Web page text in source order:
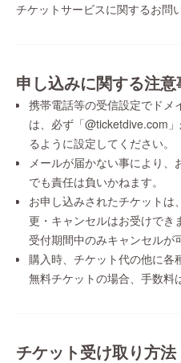
チケットサービスに関するお問
申し込みに関する注意
携帯電話等の受信設定でドメ
は、必ず「@ticketdive.com
るように設定してください。
メールが届かない事により
でも責任は負いかねます。
お申し込みされたチケット
更・キャンセルはお受けでき
受付期間中のみキャンセルが
購入時、チケット代の他に各
無料チケットの場合、手数料
チケット受け取り方法